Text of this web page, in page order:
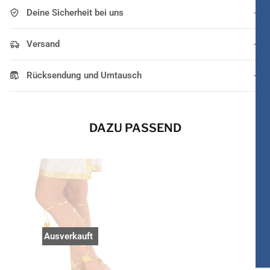
Deine Sicherheit bei uns
Versand
Rücksendung und Umtausch
DAZU PASSEND
Ausverkauft